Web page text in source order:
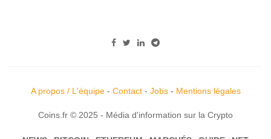
A propos / L'équipe- Contact- Jobs- Mentions légales
Coins.fr © 2025 - Média d'information sur la Crypto